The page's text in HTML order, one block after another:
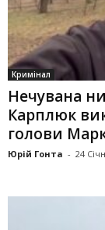
Кримінал
Нечувана
Карплюк
голови
Юрій Гонта - 24